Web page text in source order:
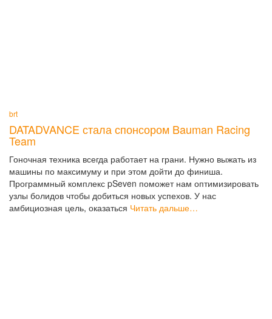
brt
DATADVANCE стала спонсором Bauman Racing
Team
Гоночная техника всегда работает на грани. Нужно выжать из
машины по максимуму и при этом дойти до финиша.
Программный комплекс pSeven поможет нам оптимизировать
узлы болидов чтобы добиться новых успехов. У нас
амбициозная цель, оказаться Читать дальше…